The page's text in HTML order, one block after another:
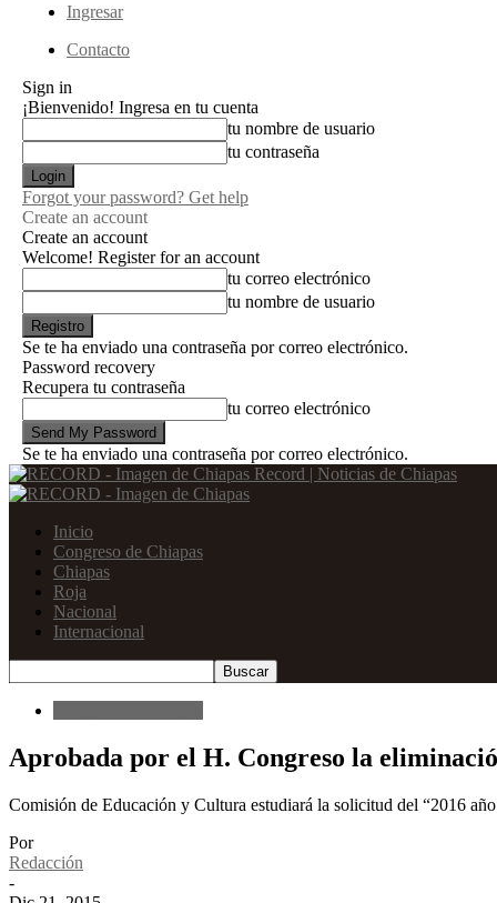
Ingresar
Contacto
Sign in
¡Bienvenido! Ingresa en tu cuenta
tu nombre de usuario
tu contraseña
Forgot your password? Get help
Create an account
Create an account
Welcome! Register for an account
tu correo electrónico
tu nombre de usuario
Se te ha enviado una contraseña por correo electrónico.
Password recovery
Recupera tu contraseña
tu correo electrónico
Se te ha enviado una contraseña por correo electrónico.
Record | Noticias de Chiapas
Inicio
Congreso de Chiapas
Chiapas
Roja
Nacional
Internacional
Aprobada por el H. Congreso la
Comisión de Educación y Cultura estudiará la solicitud del “2016
Por
Redacción
-